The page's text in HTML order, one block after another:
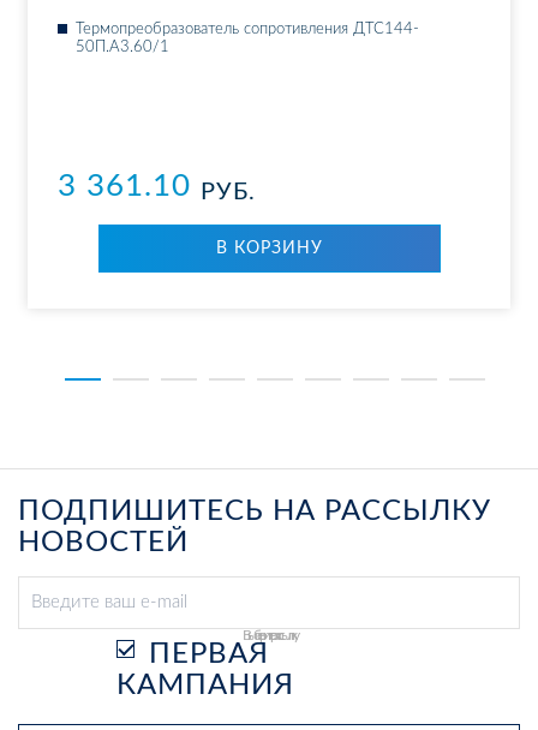
Тер­мо­пре­об­ра­зо­ва­тель со­про­тив­ле­ния ДТ­С144-
50П.А3.60/1
3 361.10 РУБ.
В КОР­ЗИ­НУ
ПОДПИШИТЕСЬ НА РАССЫЛКУ
НОВОСТЕЙ
Выберите рассылку
ПЕРВАЯ
КАМПАНИЯ